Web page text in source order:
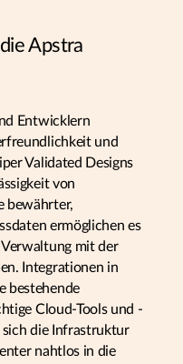
Apstra
Entwicklern
und
Validated Designs
von
bewährter,
ermöglichen es
mit der
Integrationen in
bestehende
Cloud-Tools und -
sich die Infrastruktur
nahtlos in die